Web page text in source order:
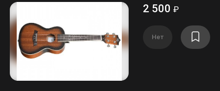
2 500 ₽
Нет